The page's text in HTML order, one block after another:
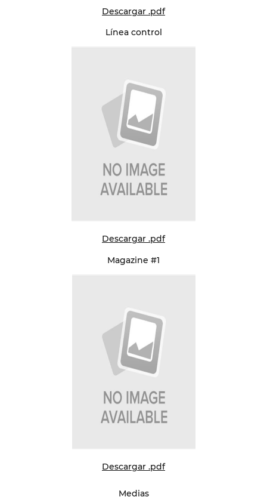
Descargar .pdf
Línea control
Descargar .pdf
Magazine #1
Descargar .pdf
Medias